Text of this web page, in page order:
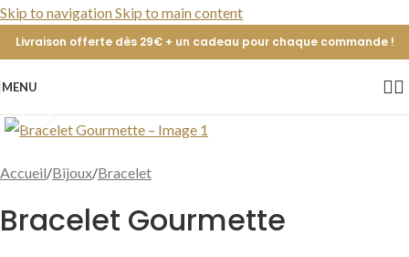
Skip to navigationSkip to main content
Livraison offerte dès 29€ + un cadeau pour chaque commande !
MENU
Accueil/Bijoux/Bracelet
Bracelet Gourmette